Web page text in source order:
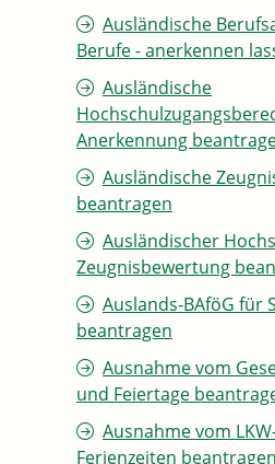
Ausländische
Berufe - anerkennen
Ausländische
Anerkennung
Ausländische
beantragen
Ausländischer
Zeugnisbewertung
Auslands-BAföG für
beantragen
Ausnahme vom
und Feiertage
Ausnahme vom
Ferienzeiten beantragen